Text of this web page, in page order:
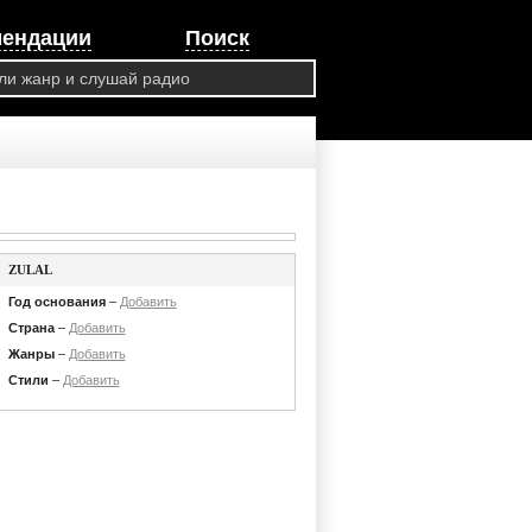
Поиск
ZULAL
Год основания– Добавить
Страна– Добавить
Жанры– Добавить
Стили – Добавить